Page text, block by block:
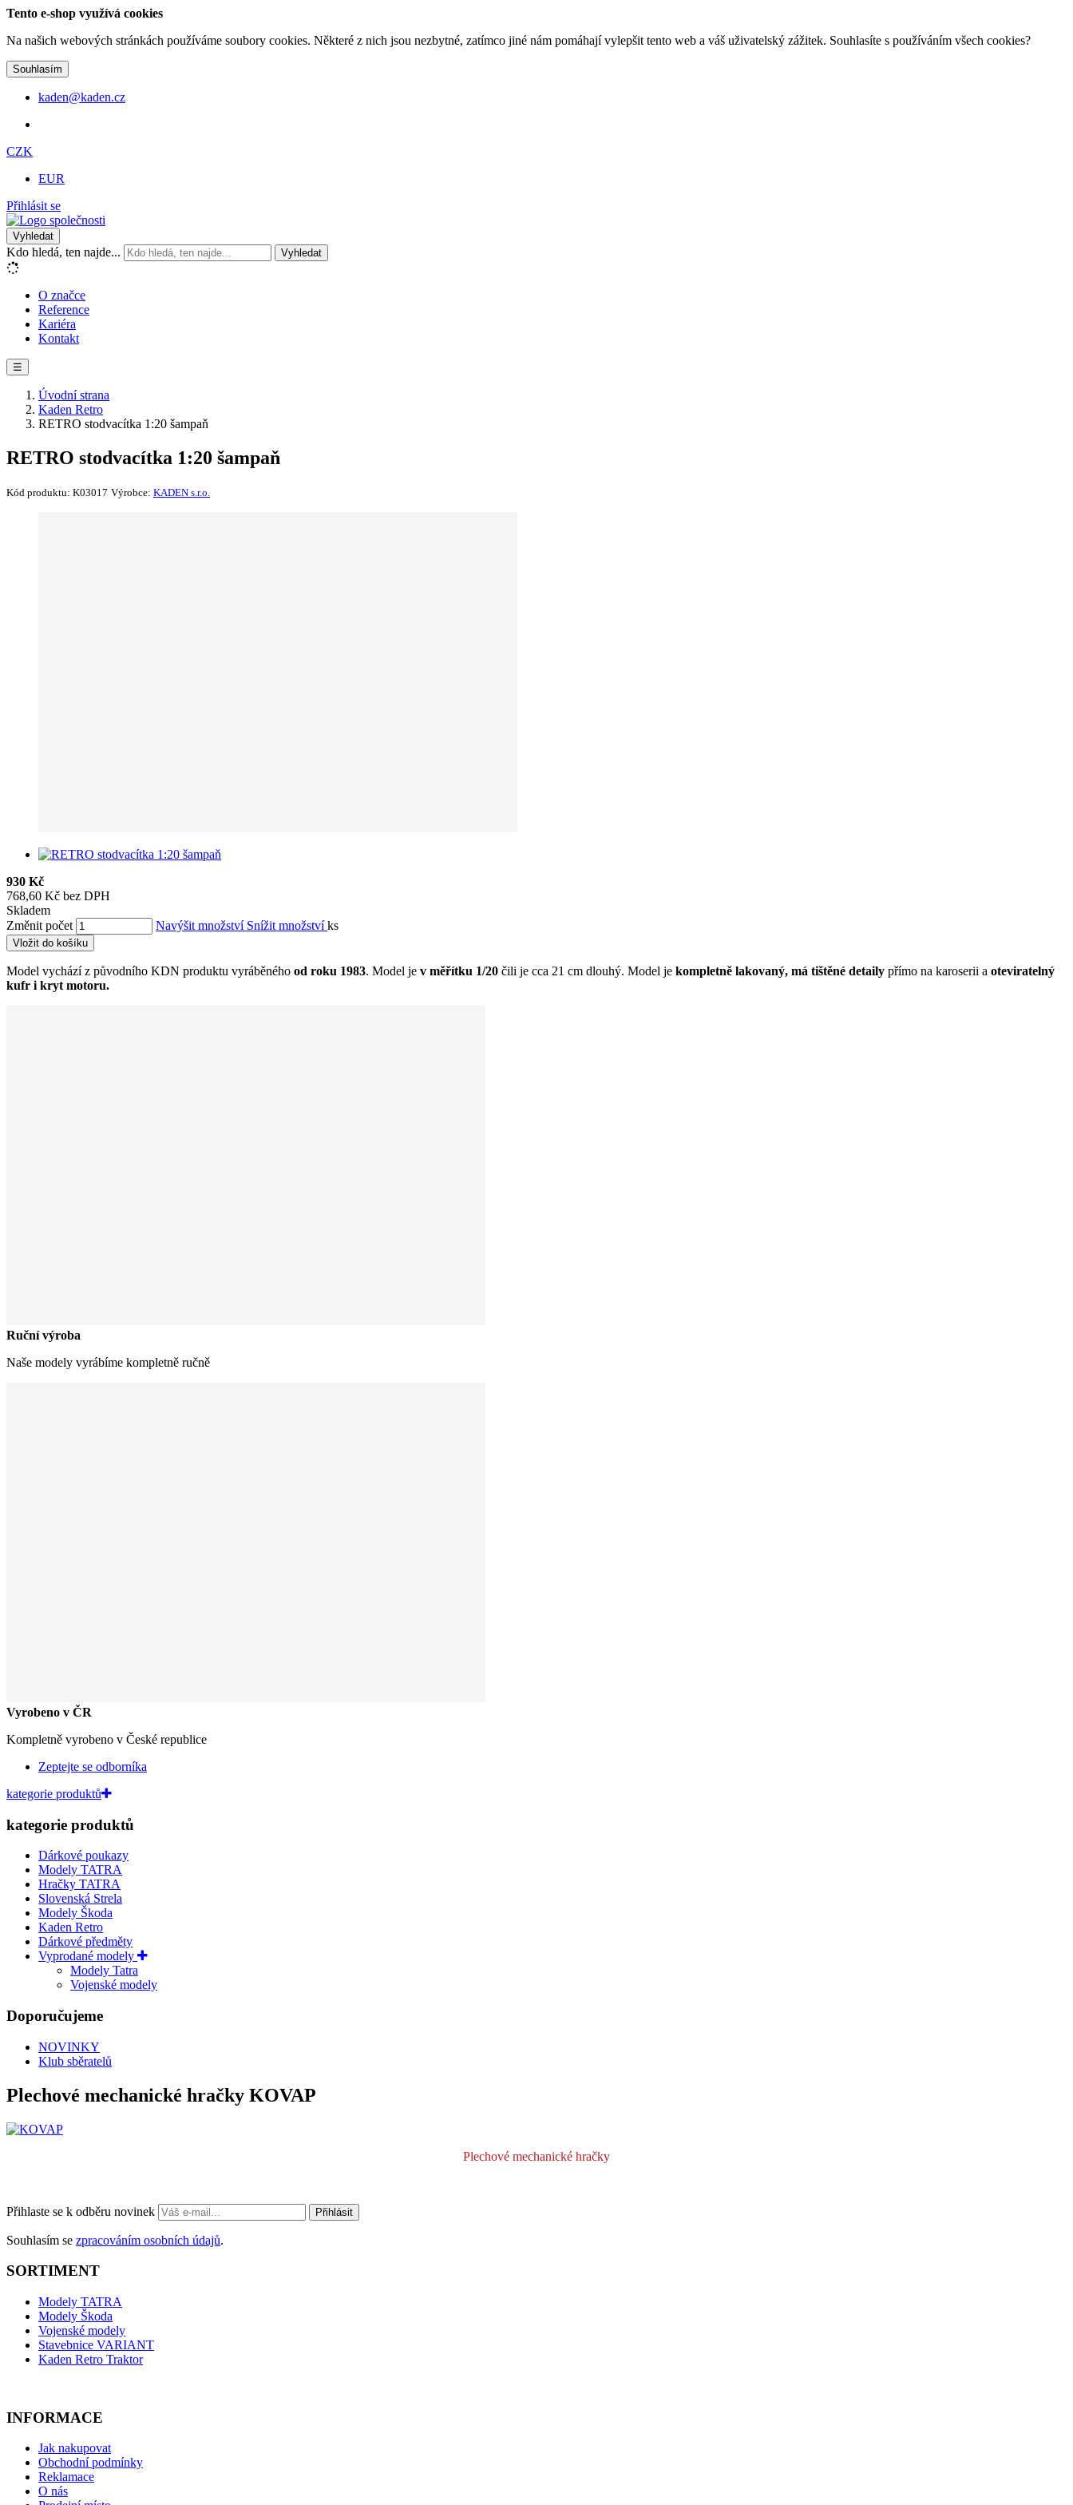
Tento e-shop využívá cookies
Na našich webových stránkách používáme soubory cookies. Některé z nich jsou nezbytné, zatímco jiné nám pomáhají vylepšit tento web a váš uživatelský zážitek. Souhlasíte s používáním všech cookies?
Souhlasím
kaden@kaden.cz
CZK
EUR
Přihlásit se
Vyhledat
Kdo hledá, ten najde... Vyhledat
O značce
Reference
Kariéra
Kontakt
☰
Úvodní strana
Kaden Retro
RETRO stodvacítka 1:20 šampaň
RETRO stodvacítka 1:20 šampaň
Kód produktu: K03017 Výrobce: KADEN s.r.o.
930 Kč
768,60 Kč bez DPH
Skladem
Změnit počet
Navýšit množství Snížit množstvíks
Vložit do košíku
Model vychází z původního KDN produktu vyráběného od roku 1983. Model je v měřítku 1/20 čili je cca 21 cm dlouhý. Model je kompletně lakovaný, má tištěné detaily přímo na karoserii a oteviratelný
kufr i kryt motoru.
Ruční výroba
Naše modely vyrábíme kompletně ručně
Vyrobeno v ČR
Kompletně vyrobeno v České republice
Zeptejte se odborníka
kategorie produktů
kategorie produktů
Dárkové poukazy
Modely TATRA
Hračky TATRA
Slovenská Strela
Modely Škoda
Kaden Retro
Dárkové předměty
Vyprodané modely
Modely Tatra
Vojenské modely
Doporučujeme
NOVINKY
Klub sběratelů
Plechové mechanické hračky KOVAP
Plechové mechanické hračky
Přihlaste se k odběru novinek Přihlásit
Souhlasím se zpracováním osobních údajů.
SORTIMENT
Modely TATRA
Modely Škoda
Vojenské modely
Stavebnice VARIANT
Kaden Retro Traktor
INFORMACE
Jak nakupovat
Obchodní podmínky
Reklamace
O nás